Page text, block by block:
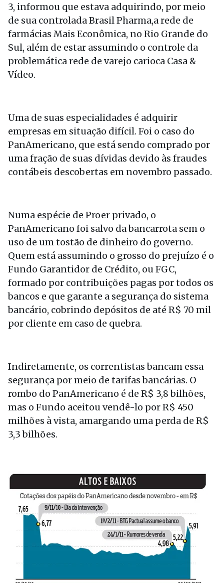
3, informou que estava adquirindo, por meio
de sua controlada Brasil Pharma,a rede de
farmácias Mais Econômica, no Rio Grande do
Sul, além de estar assumindo o controle da
problemática rede de varejo carioca Casa &
Vídeo.
Uma de suas especialidades é adquirir
empresas em situação difícil. Foi o caso do
PanAmericano, que está sendo comprado por
uma fração de suas dívidas devido às fraudes
contábeis descobertas em novembro passado.
Numa espécie de Proer privado, o
PanAmericano foi salvo da bancarrota sem o
uso de um tostão de dinheiro do governo.
Quem está assumindo o grosso do prejuízo é o
Fundo Garantidor de Crédito, ou FGC,
formado por contribuições pagas por todos os
bancos e que garante a segurança do sistema
bancário, cobrindo depósitos de até R$ 70 mil
por cliente em caso de quebra.
Indiretamente, os correntistas bancam essa
segurança por meio de tarifas bancárias. O
rombo do PanAmericano é de R$ 3,8 bilhões,
mas o Fundo aceitou vendê-lo por R$ 450
milhões à vista, amargando uma perda de R$
3,3 bilhões.